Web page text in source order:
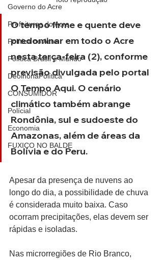
Governo do Acre
Prefeituras do Acre
Política no Acre
Política Brasil e Mundo
DeolhonaPolítica
CONSUMIDOR
Polícial
Economia
FUXICO NO BALDE
O tempo firme e quente deve
predominar em todo o Acre
nesta terça-feira (2), conforme
previsão divulgada pelo portal
O Tempo Aqui. O cenário
climático também abrange
Rondônia, sul e sudoeste do
Amazonas, além de áreas da
Bolívia e do Peru.
Apesar da presença de nuvens ao
longo do dia, a possibilidade de chuva
é considerada muito baixa. Caso
ocorram precipitações, elas devem ser
rápidas e isoladas.
Nas microrregiões de Rio Branco,